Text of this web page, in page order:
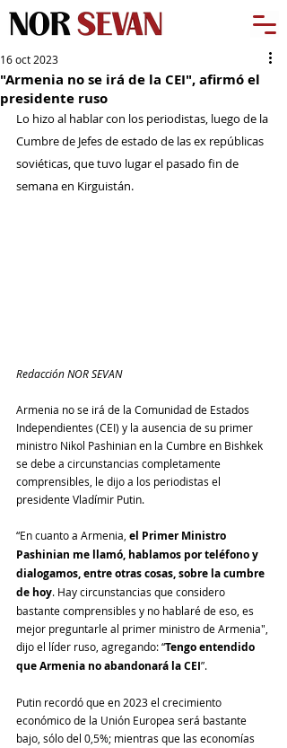
"Armenia no se irá de la CEI", afirmó el
presidente ruso
16 oct 2023
Lo hizo al hablar con los periodistas, luego de la
Cumbre de Jefes de estado de las ex repúblicas
soviéticas, que tuvo lugar el pasado fin de
semana en Kirguistán.
Redacción NOR SEVAN
Armenia no se irá de la Comunidad de Estados
Independientes (CEI) y la ausencia de su primer
ministro Nikol Pashinian en la Cumbre en Bishkek
se debe a circunstancias completamente
comprensibles, le dijo a los periodistas el
presidente Vladímir Putin.
“En cuanto a Armenia, el Primer Ministro
Pashinian me llamó, hablamos por teléfono y
dialogamos, entre otras cosas, sobre la cumbre
de hoy. Hay circunstancias que considero
bastante comprensibles y no hablaré de eso, es
mejor preguntarle al primer ministro de Armenia",
dijo el líder ruso, agregando: “Tengo entendido
que Armenia no abandonará la CEI”.
Putin recordó que en 2023 el crecimiento
económico de la Unión Europea será bastante
bajo, sólo del 0,5%; mientras que las economías